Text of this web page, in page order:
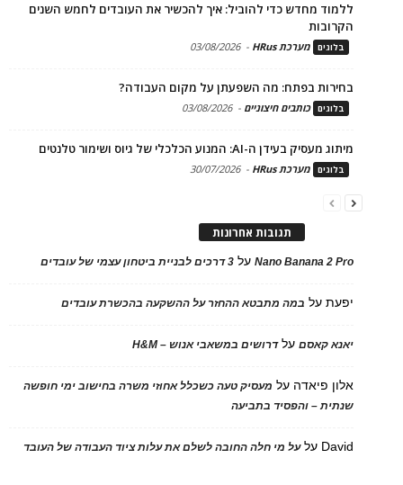
ללמוד מחדש כדי להוביל: איך להכשיר את העובדים לחמש השנים
הקרובות
בלוגים מערכת HRus -
03/08/2026
בחירות בפתח: מה השפעתן על מקום העבודה?
בלוגים כותבים חיצוניים -
03/08/2026
מיתוג מעסיק בעידן ה-AI: המנוע הכלכלי של גיוס ושימור טלנטים
בלוגים מערכת HRus -
30/07/2026
תגובות אחרונות
Nano Banana 2 Proעל 3 דרכים לבניית ביטחון עצמי של עובדים
יפעתעל במה מתבטא ההחזר על ההשקעה בהכשרת עובדים
יאנא קאסםעלדרושים במשאבי אנוש – H&M
אלון פיאדה על מעסיק טעה כשכלל אחוזי משרה בחישוב ימי חופשה
שנתית – והפסיד בתביעה
David עלעל מי חלה החובה לשלם את עלות ציוד העבודה של העובד